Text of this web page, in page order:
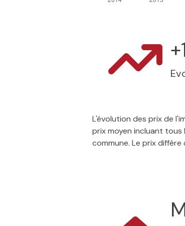
L'évolution des prix de
prix moyen incluant
commune. Le prix